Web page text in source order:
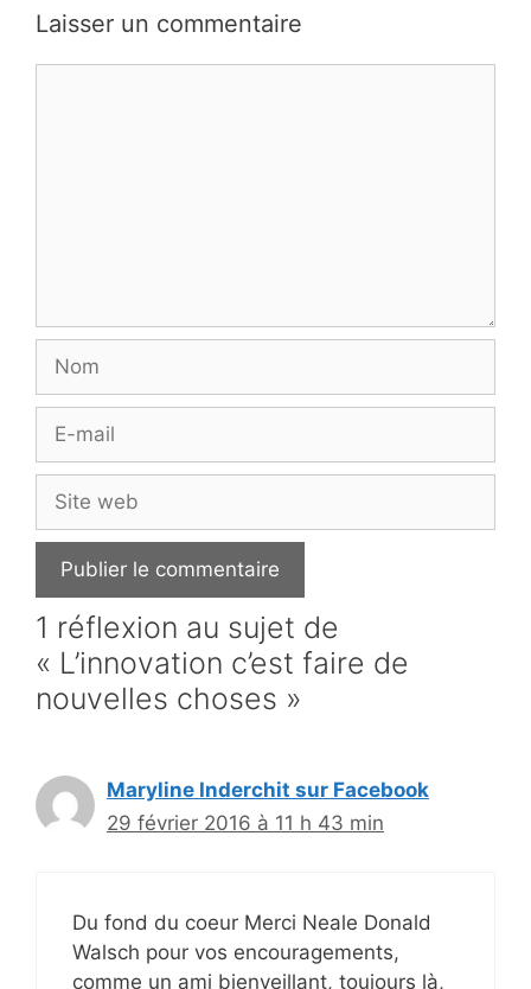
Laisser un commentaire
Nom
Site
web
1 réflexion au sujet de
« L’innovation c’est faire de
nouvelles choses »
Maryline Inderchit sur Facebook
29 février 2016 à 11 h 43 min
Du fond du coeur Merci Neale Donald
Walsch pour vos encouragements,
comme un ami bienveillant, toujours là,